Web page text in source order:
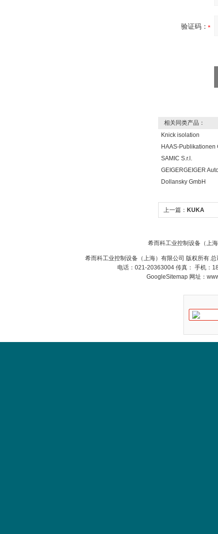
验证码：
相关同类产品：
Knick isolation
HAAS-Publikationen
SAMIC S.r.l.
GEIGERGEIGER
Dollansky GmbH
上一篇： KUKA
希而科工业控制设备（上
希而科工业控制设备（上海）有限公司 版权所有
电话：021-20363004 传真： 手机：
GoogleSitemap网址：